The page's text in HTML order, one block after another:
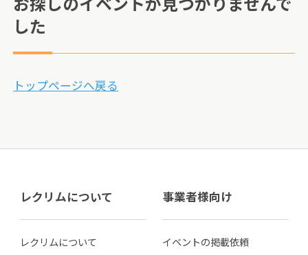
お探しのイベントが見つかりませんで
した
トップページへ戻る
レクリムについて
レクリムについて
事業者様向け
イベントの掲載依頼